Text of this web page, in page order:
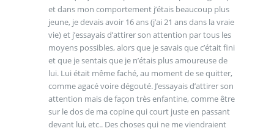
et dans mon comportement j’étais beaucoup plus
jeune, je devais avoir 16 ans (j’ai 21 ans dans la vraie
vie) et j’essayais d’attirer son attention par tous les
moyens possibles, alors que je savais que c’était fini
et que je sentais que je n’étais plus amoureuse de
lui. Lui était même faché, au moment de se quitter,
comme agacé voire dégouté. J’essayais d’attirer son
attention mais de façon très enfantine, comme être
sur le dos de ma copine qui court juste en passant
devant lui, etc.. Des choses qui ne me viendraient